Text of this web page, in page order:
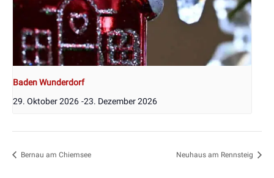
Baden Wunderdorf
29. Oktober 2026 -23. Dezember 2026
Bernau am Chiemsee Neuhaus am Rennsteig